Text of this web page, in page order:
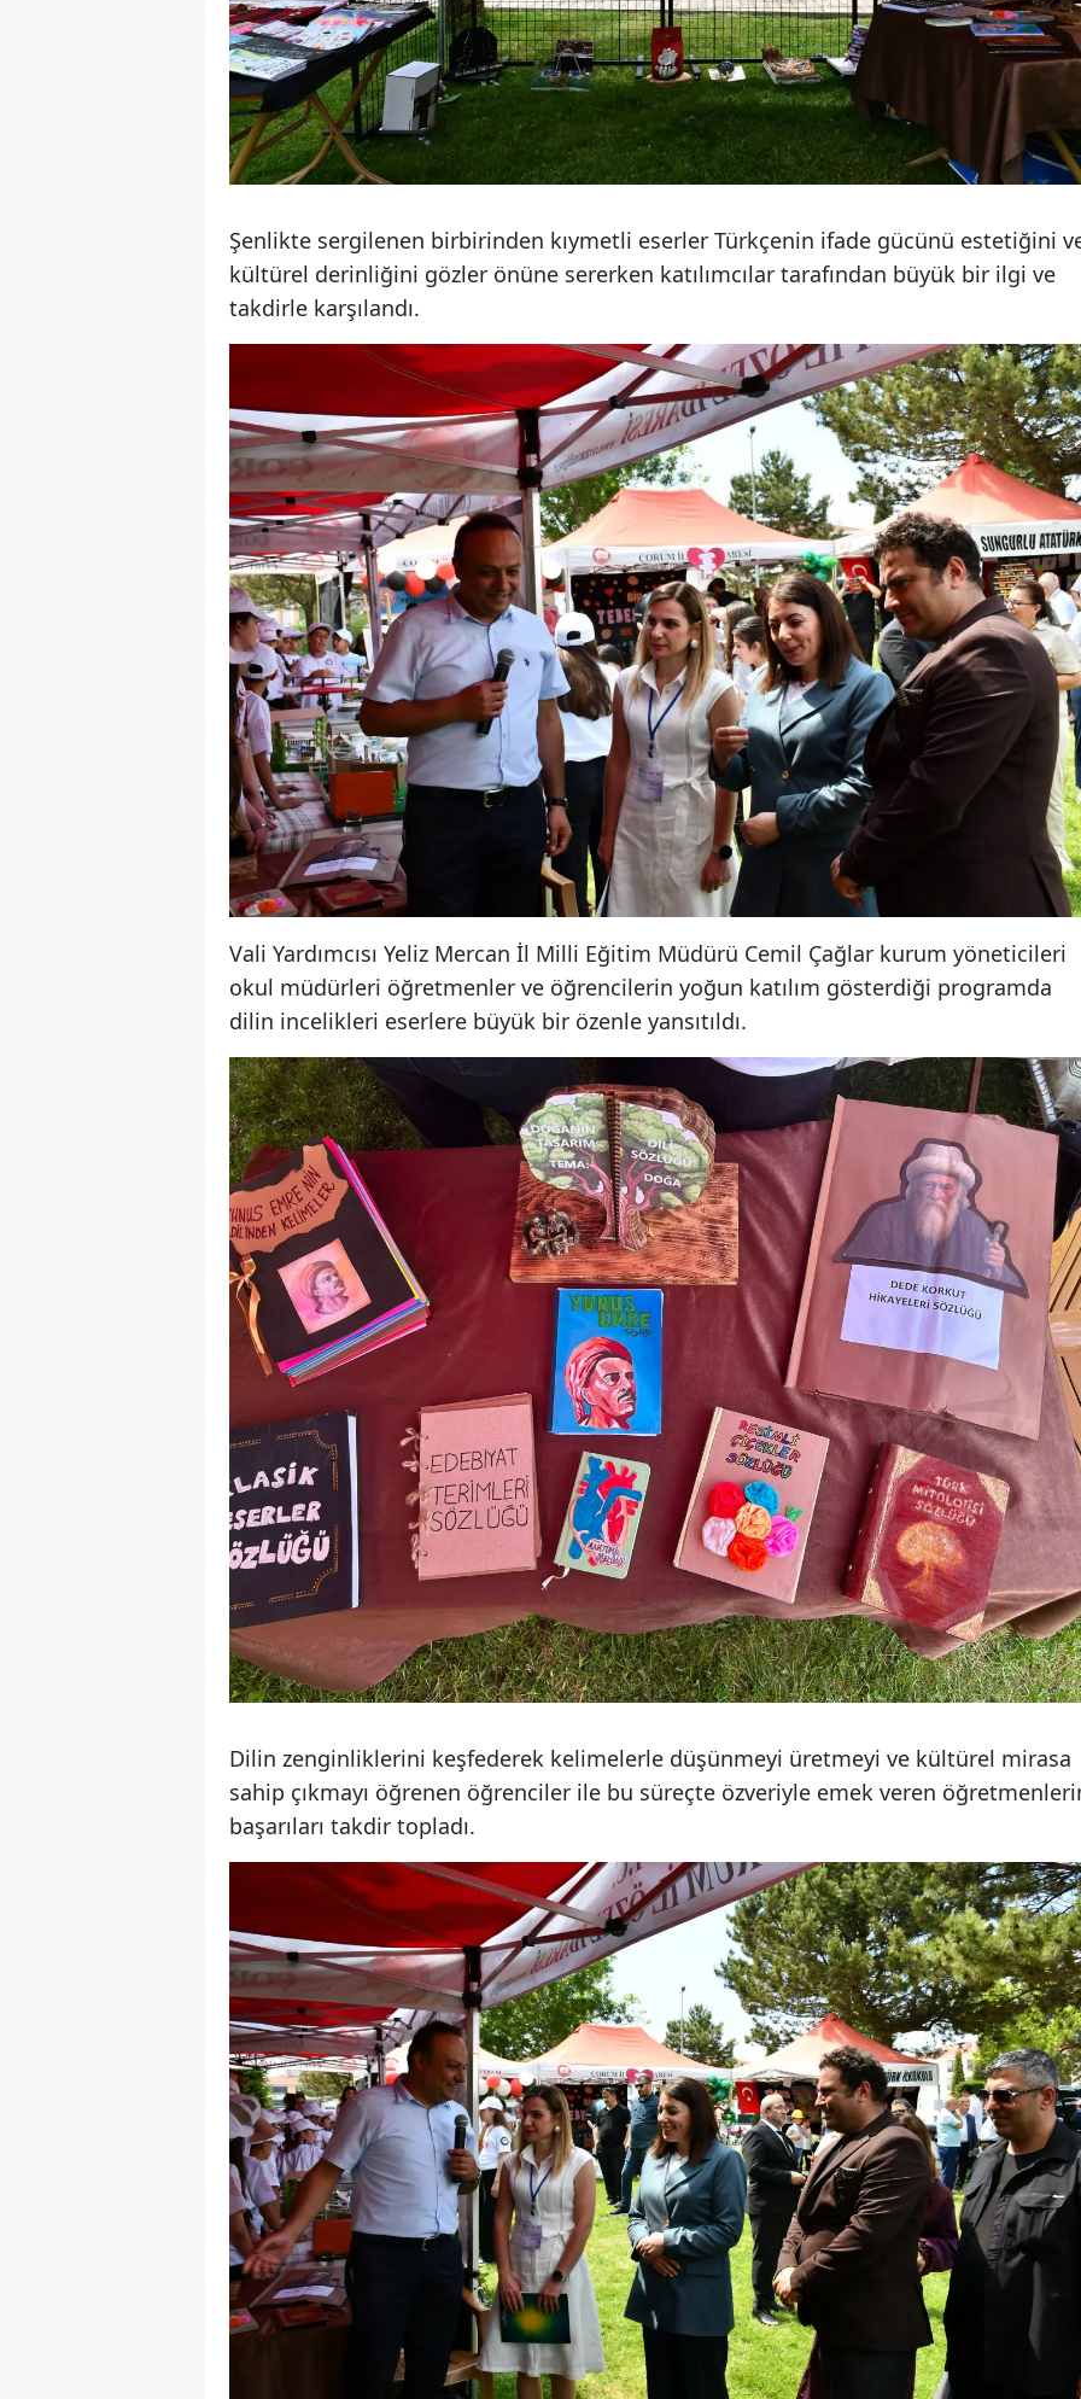
Kırklareli
Kocaeli
Konya
Malatya
Kahramanmaraş
Mardin
Muğla
Muş
Nevşehir
Niğde
Ordu
Rize
Sakarya
Samsun
Sinop
Sivas
Tokat
Trabzon
Tunceli
Şanlıurfa
Uşak
Van
Yozgat
Zonguldak
Aksaray
Bayburt
Karaman
Kırıkkale
Batman
Şırnak
Bartın
Ardahan
Iğdır
Yalova
Karabük
Kilis
Osmaniye
Düzce
Şenlikte sergilenen birbirinden kıymetli eserler Türkçenin ifade gücünü estetiğini
kültürel derinliğini gözler önüne sererken katılımcılar tarafından büyük bir ilgi ve
takdirle karşılandı.
Vali Yardımcısı Yeliz Mercan İl Milli Eğitim Müdürü Cemil Çağlar kurum yöneticileri
okul müdürleri öğretmenler ve öğrencilerin yoğun katılım gösterdiği programda
dilin incelikleri eserlere büyük bir özenle yansıtıldı.
Dilin zenginliklerini keşfederek kelimelerle düşünmeyi üretmeyi ve kültürel mirasa
sahip çıkmayı öğrenen öğrenciler ile bu süreçte özveriyle emek veren
başarıları takdir topladı.